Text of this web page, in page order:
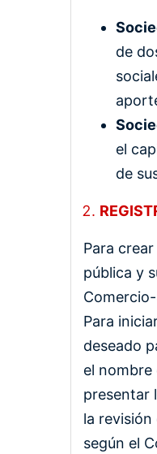
de
el
de
Para
pública y
Para
deseado
el nombre
presentar
la
según el